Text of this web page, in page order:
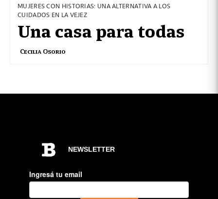
MUJERES CON HISTORIAS: UNA ALTERNATIVA A LOS
CUIDADOS EN LA VEJEZ
Una casa para todas
Cecilia Osorio